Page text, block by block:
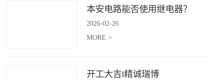
本安电路能否使用继电器？
2026-02-26
MORE >
开工大吉‖精诚瑞博